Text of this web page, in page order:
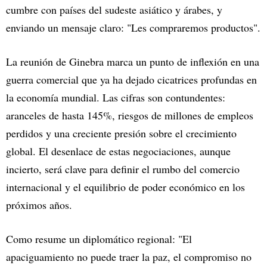
cumbre con países del sudeste asiático y árabes, y
enviando un mensaje claro: "Les compraremos productos".
La reunión de Ginebra marca un punto de inflexión en una
guerra comercial que ya ha dejado cicatrices profundas en
la economía mundial. Las cifras son contundentes:
aranceles de hasta 145%, riesgos de millones de empleos
perdidos y una creciente presión sobre el crecimiento
global. El desenlace de estas negociaciones, aunque
incierto, será clave para definir el rumbo del comercio
internacional y el equilibrio de poder económico en los
próximos años.
Como resume un diplomático regional: "El
apaciguamiento no puede traer la paz, el compromiso no